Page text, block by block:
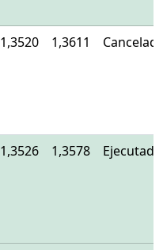
1,3520 1,3611
1,3526 1,3578 Ejecutado